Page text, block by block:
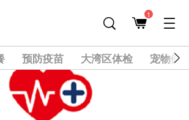
1
预防疫苗 大湾区体检 宠物健